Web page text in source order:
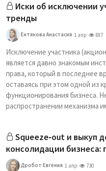
Иски об исключении
тренды
Ентякова Анастасия 1 апр 887
Исключение участника
является давно знакомым
права, который в последнее
оставаясь при этом одной из
функционирования бизнеса.
распространении механизма
Squeeze‑out и выкуп
консолидации
Дробот Евгения 1 апр 730